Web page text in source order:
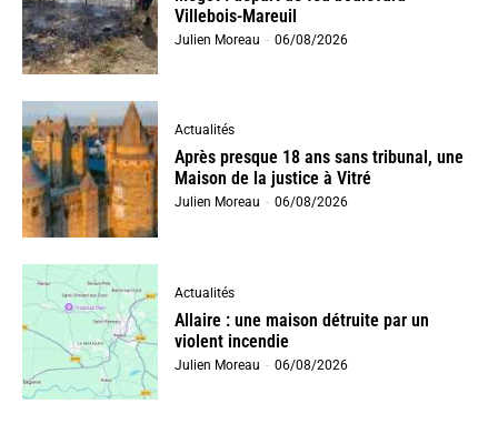
Villebois-Mareuil
Julien Moreau - 06/08/2026
Actualités
Après presque 18 ans sans tribunal, une
Maison de la justice à Vitré
Julien Moreau - 06/08/2026
Actualités
Allaire : une maison détruite par un
violent incendie
Julien Moreau - 06/08/2026